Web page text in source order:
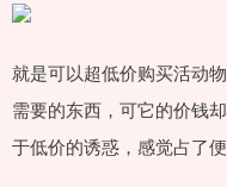
就是可以超低价购买活动
需要的东西，可它的价钱
于低价的诱惑，感觉占了